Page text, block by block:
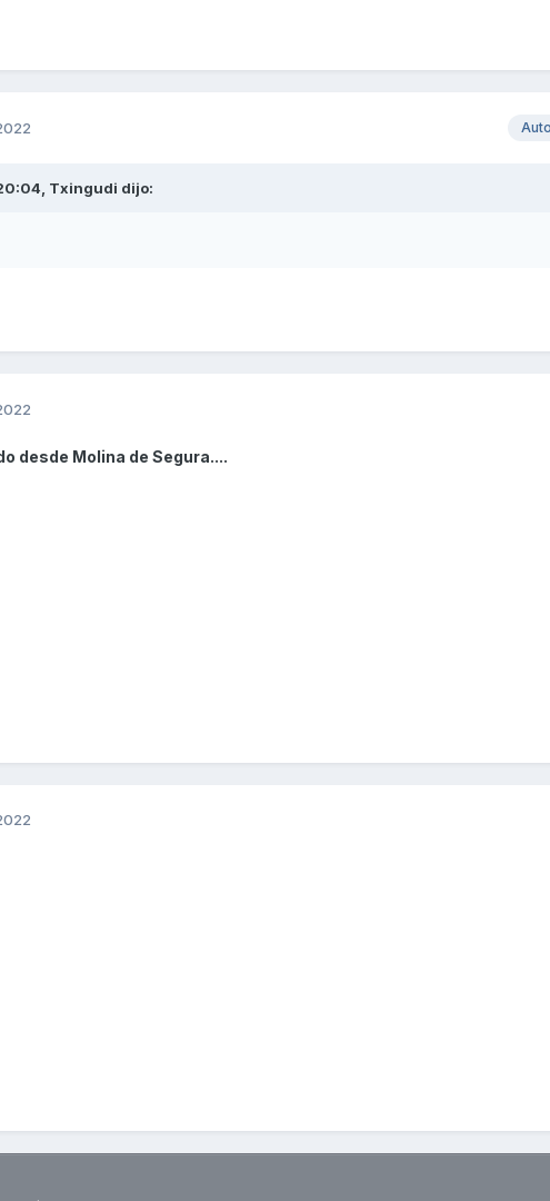
Txingudi dijo:
desde Molina de Segura....